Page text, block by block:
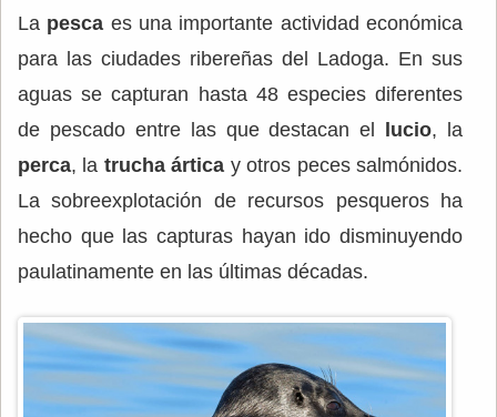
La pesca es una importante actividad económica
para las ciudades ribereñas del Ladoga. En sus
aguas se capturan hasta 48 especies diferentes
de pescado entre las que destacan el
lucio, la
perca, la trucha ártica y otros peces salmónidos.
La sobreexplotación de recursos pesqueros ha
hecho que las capturas hayan ido disminuyendo
paulatinamente en las últimas décadas.